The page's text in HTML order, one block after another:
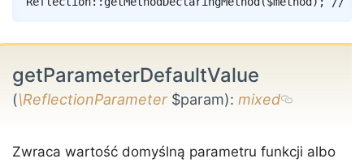
getParameterDefaultValue
(\ReflectionParameter $param): mixed
Zwraca wartość domyślną parametru funkcji albo